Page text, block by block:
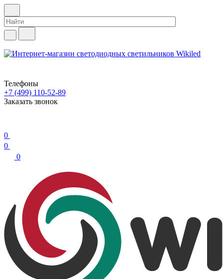
Телефоны
+7 (499) 110-52-89
Заказать звонок
0
0
0